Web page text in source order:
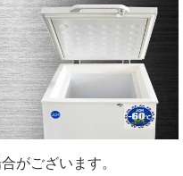
がございます。